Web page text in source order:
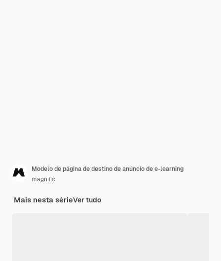
Modelo de página de destino de anúncio de e-learning
magnific
Mais nesta sérieVer tudo